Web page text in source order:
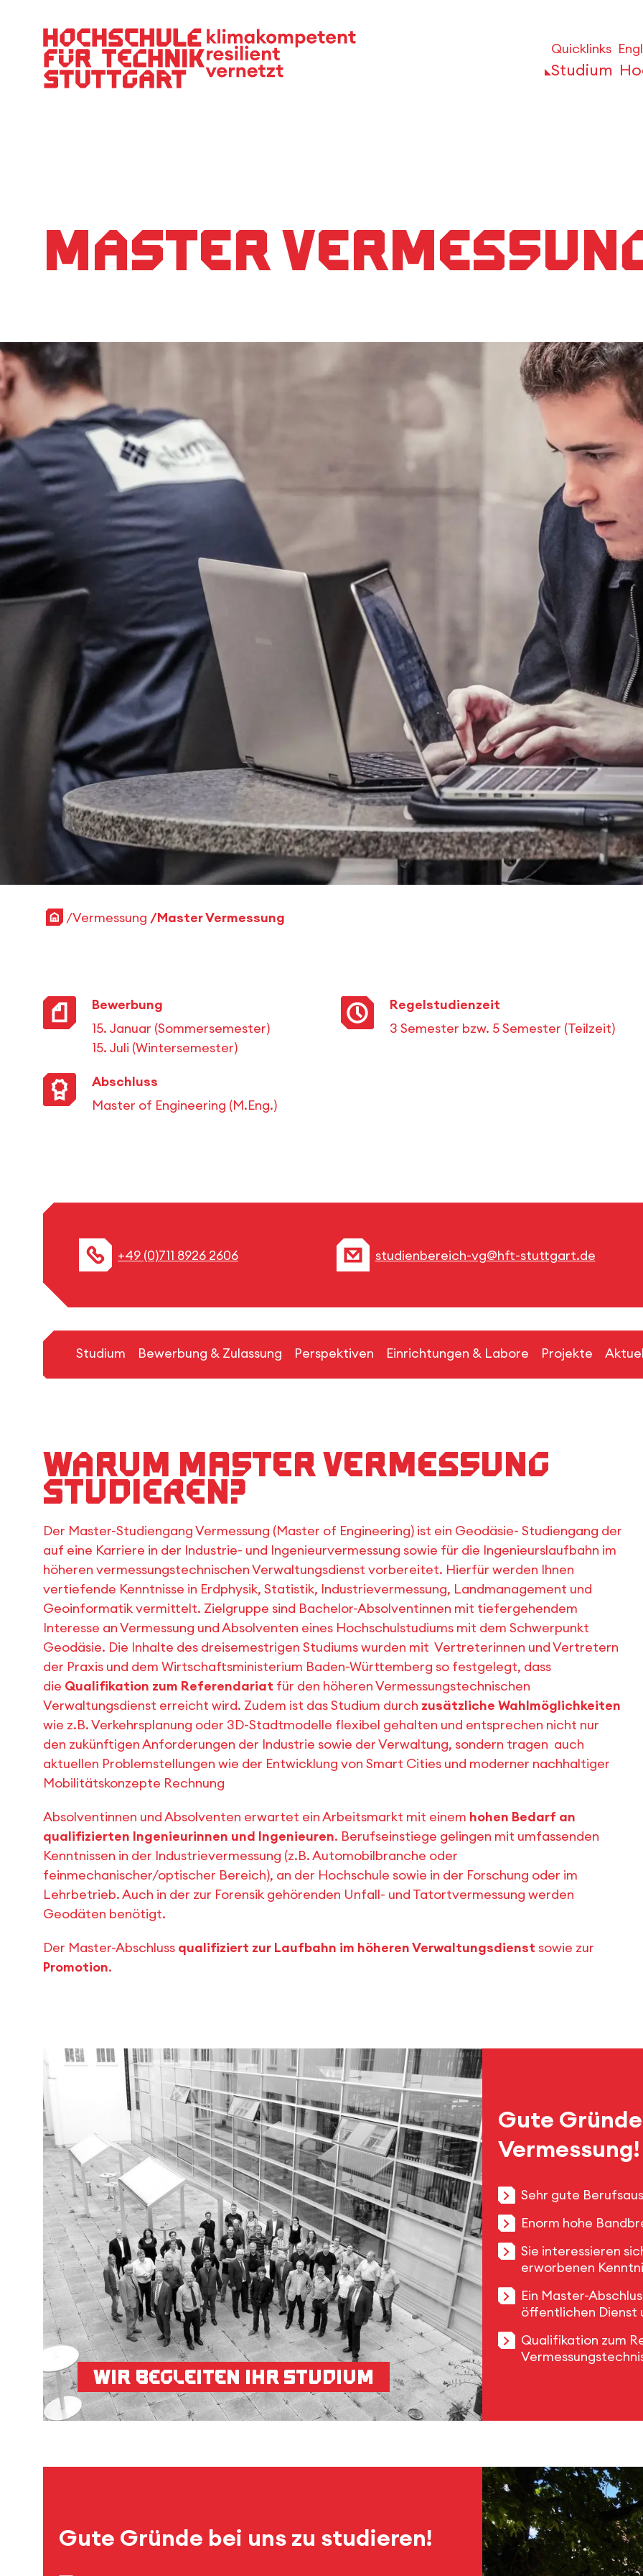
Hauptnavigation
Quicklinks
Studium
Master
Startseite
Vermessung Master Vermessung
Bewerbung
15. Januar (Sommersemester)
15. Juli (Wintersemester)
Regelstudienzeit
3 Semester bzw. 5 Semester (Teilzeit)
Abschluss
Master of Engineering (M.Eng.)
+49 (0)711 8926 2606 studienbereich-vg@hft-stuttgart.de
Studium Bewerbung & Zulassung Perspektiven Einrichtungen & Labore Projekte
Warum Master Vermessung
studieren?
Der Master-Studiengang Vermessung (Master of Engineering) ist ein Geodäsie- Studiengang der
auf eine Karriere in der Industrie- und Ingenieurvermessung sowie für die Ingenieurslaufbahn im
höheren vermessungstechnischen Verwaltungsdienst vorbereitet. Hierfür werden Ihnen
vertiefende Kenntnisse in Erdphysik, Statistik, Industrievermessung, Landmanagement und
Geoinformatik vermittelt. Zielgruppe sind Bachelor-Absolventinnen mit tiefergehendem
Interesse an Vermessung und Absolventen eines Hochschulstudiums mit dem Schwerpunkt
Geodäsie. Die Inhalte des dreisemestrigen Studiums wurden mit Vertreterinnen und Vertretern
der Praxis und dem Wirtschaftsministerium Baden-Württemberg so festgelegt, dass
die Qualifikation zum Referendariat für den höheren Vermessungstechnischen
Verwaltungsdienst erreicht wird. Zudem ist das Studium durch zusätzliche Wahlmöglichkeiten
wie z.B. Verkehrsplanung oder 3D-Stadtmodelle flexibel gehalten und entsprechen nicht nur
den zukünftigen Anforderungen der Industrie sowie der Verwaltung, sondern tragen auch
aktuellen Problemstellungen wie der Entwicklung von Smart Cities und moderner nachhaltiger
Mobilitätskonzepte Rechnung
Absolventinnen und Absolventen erwartet ein Arbeitsmarkt mit einem hohen Bedarf an
qualifizierten Ingenieurinnen und Ingenieuren. Berufseinstiege gelingen mit umfassenden
Kenntnissen in der Industrievermessung (z.B. Automobilbranche oder
feinmechanischer/optischer Bereich), an der Hochschule sowie in der Forschung oder im
Lehrbetrieb. Auch in der zur Forensik gehörenden Unfall- und Tatortvermessung werden
Geodäten benötigt.
Der Master-Abschluss qualifiziert zur Laufbahn im höheren Verwaltungsdienst sowie zur
Promotion.
Wir begleiten Ihr Studium
Gute
Vermessung!
Sehr gute
Enorm hohe
Sie interessieren
erworbenen
Ein Master-
öffentlichen Dienst
Qualifikation zum
Gute Gründe bei uns zu studieren!